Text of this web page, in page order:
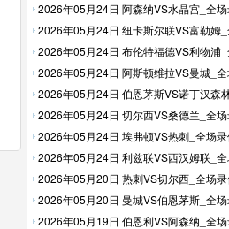
放】
2026年05月24日 阿森纳VS水晶宫_全
回放】
2026年05月24日 纽卡斯尔联VS富勒姆
【高清回放】
2026年05月24日 布伦特福德VS利物浦
【高清回放】
2026年05月24日 阿斯顿维拉VS曼城_
清回放】
2026年05月24日 伯恩茅斯VS诺丁汉森
【高清回放】
2026年05月24日 切尔西VS桑德兰_全
回放】
2026年05月24日 埃弗顿VS热刺_全场
放】
2026年05月24日 利兹联VS西汉姆联_
清回放】
2026年05月20日 热刺VS切尔西_全场
放】
2026年05月20日 曼城VS伯恩茅斯_全
回放】
2026年05月19日 伯恩利VS阿森纳_全